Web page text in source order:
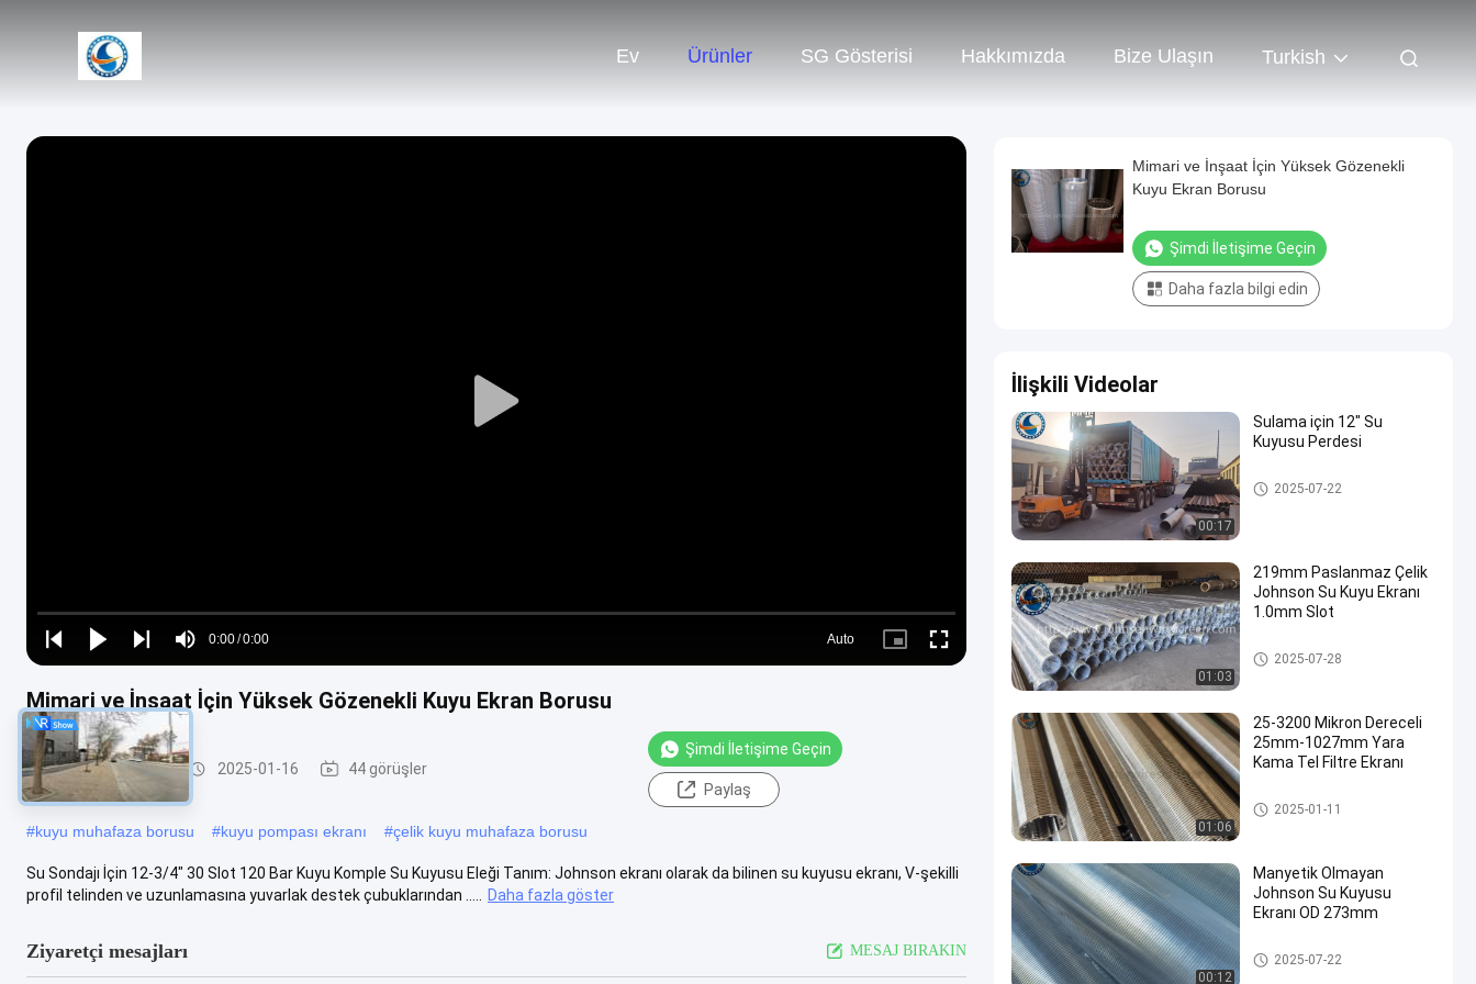
Ev Ürünler SG Gösterisi Hakkımızda Bize Ulaşın Turkish
Play
Play
Play
Play
Mute
Time
0:00/0:00
Loaded:
0%
Auto
Picture- Fullscreen
Mimari ve İnşaat İçin Yüksek Gözenekli Kuyu Ekran Borusu
Su Kuyusu Ekranı 2025-01-16 44 görüşler
Şimdi İletişime Geçin
Paylaş
#kuyu muhafaza borusu #kuyu pompası ekranı #çelik kuyu muhafaza borusu
Su Sondajı İçin 12-3/4" 30 Slot 120 Bar Kuyu Komple Su Kuyusu Eleği Tanım: Johnson ekranı olarak da bilinen su kuyusu ekranı, V-şekilli
profil telinden ve uzunlamasına yuvarlak destek çubuklarından .....
Daha fazla göster
Ziyaretçi mesajları MESAJ BIRAKIN
Mimari ve İnşaat İçin Yüksek Gözenekli
Kuyu Ekran Borusu
Şimdi İletişime Geçin
Daha fazla bilgi edin
İlişkili Videolar
00:17
Sulama için 12" Su
Kuyusu Perdesi
Su Kuyusu Ekranı
2025-07-22
01:03
219mm Paslanmaz Çelik
Johnson Su Kuyu Ekranı
1.0mm Slot
Su Kuyusu Ekranı
2025-07-28
01:06
25-3200 Mikron Dereceli
25mm-1027mm Yara
Kama Tel Filtre Ekranı
Su Kuyusu Ekranı
2025-01-11
00:12
Manyetik Olmayan
Johnson Su Kuyusu
Ekranı OD 273mm
Su Kuyusu Ekranı
2025-07-22